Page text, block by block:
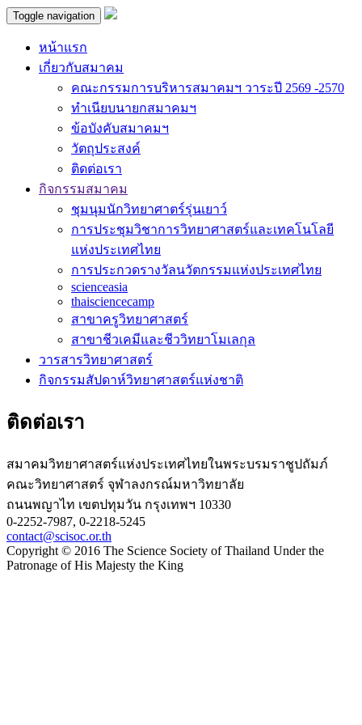
Toggle navigation
หน้าแรก
เกี่ยวกับสมาคม
คณะกรรมการบริหารสมาคมฯ วาระปี 2569 -2570
ทำเนียบนายกสมาคมฯ
ข้อบังคับสมาคมฯ
วัตถุประสงค์
ติดต่อเรา
กิจกรรมสมาคม
ชุมนุมนักวิทยาศาตร์รุ่นเยาว์
การประชุมวิชาการวิทยาศาสตร์และเทคโนโลยี
แห่งประเทศไทย
การประกวดรางวัลนวัตกรรมแห่งประเทศไทย
scienceasia
thaisciencecamp
สาขาครูวิทยาศาสตร์
สาขาชีวเคมีและชีววิทยาโมเลกุล
วารสารวิทยาศาสตร์
กิจกรรมสัปดาห์วิทยาศาสตร์แห่งชาติ
ติดต่อเรา
สมาคมวิทยาศาสตร์แห่งประเทศไทยในพระบรมราชูปถัมภ์
คณะวิทยาศาสตร์ จุฬาลงกรณ์มหาวิทยาลัย
ถนนพญาไท เขตปทุมวัน กรุงเทพฯ 10330
0-2252-7987, 0-2218-5245
contact@scisoc.or.th
Copyright © 2016 The Science Society of Thailand Under the
Patronage of His Majesty the King